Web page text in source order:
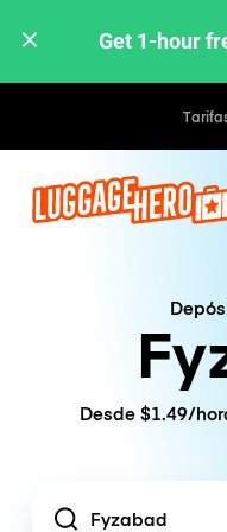
Get 1-hour
Desde $1.49/
Location